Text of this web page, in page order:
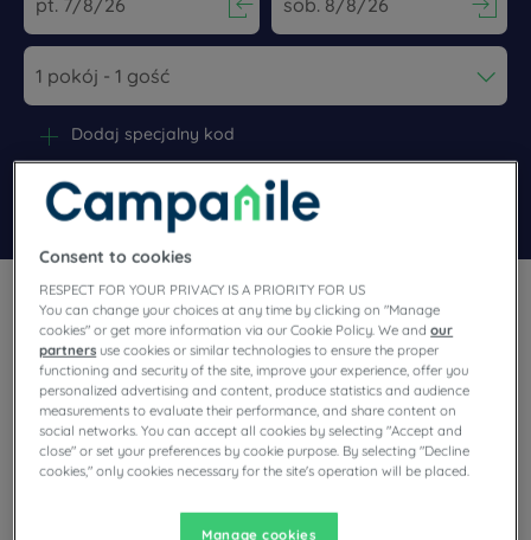
Navigate forward to interact with the calendar and select a
Navigate backward to interact
Znajdź hotel
Dodaj specjalny kod
Planują Państwo pobyt w Agen i poszukują hotelu? Campanile
oferuje komfortowe pokoje i dobrą kuchnię w najlepszej cenie!
Consent to cookies
RESPECT FOR YOUR PRIVACY IS A PRIORITY FOR US
You can change your choices at any time by clicking on "Manage
cookies" or get more information via our Cookie Policy. We andour
partners use cookies or similar technologies to ensure the proper
functioning and security of the site, improve your experience, offer you
personalized advertising and content, produce statistics and audience
measurements to evaluate their performance, and share content on
social networks. You can accept all cookies by selecting "Accept and
close" or set your preferences by cookie purpose. By selecting "Decline
cookies," only cookies necessary for the site's operation will be placed.
Manage cookies